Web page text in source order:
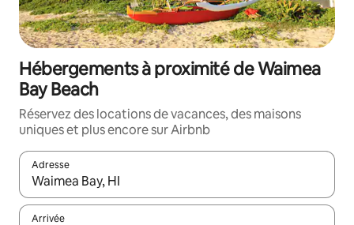
Hébergements à proximité de Waimea
Bay Beach
Réservez des locations de vacances, des maisons
uniques et plus encore sur Airbnb
Adresse
Lorsque les résultats s'affichent, utilisez les flèches vers le
Arrivée